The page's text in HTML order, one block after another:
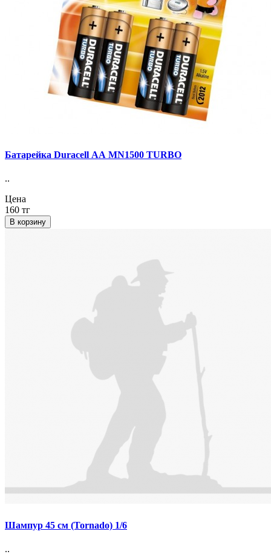
Батарейка Duracell АА MN1500 TURBO
..
Цена
160 тг
В корзину
Шампур 45 см (Tornado) 1/6
..